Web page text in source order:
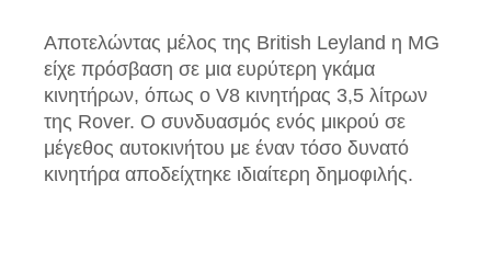
Αποτελώντας μέλος της British Leyland η MG
είχε πρόσβαση σε μια ευρύτερη γκάμα
κινητήρων, όπως ο V8 κινητήρας 3,5 λίτρων
της Rover. Ο συνδυασμός ενός μικρού σε
μέγεθος αυτοκινήτου με έναν τόσο δυνατό
κινητήρα αποδείχτηκε ιδιαίτερη δημοφιλής.